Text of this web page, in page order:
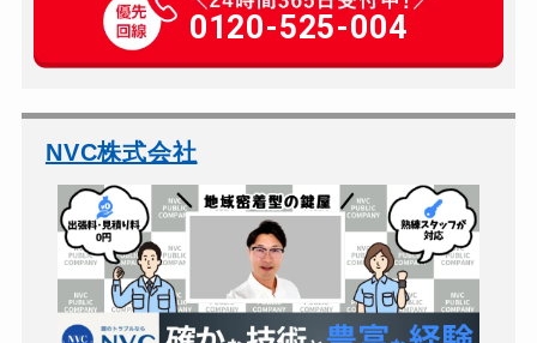
玄関カギ開け 11,000円～ (税込...
玄関カギ修理 6,600円～ (税込)
玄関カギ交換
車カギ開け 11,000円～ (税込...
バイクカギ開け 11,000円～ (税込...
バイクカギ作成 3,300円～ (税込)
スーツケースカギ開け 別途お見積り
0120-525-004
NVC株式会社